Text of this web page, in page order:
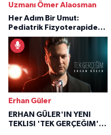
Uzmanı Ömer Alaosman
Her Adım Bir Umut:
Pediatrik Fizyoterapiden
İlham Veren Hikâyeler
Erhan Güler
ERHAN GÜLER'IN YENI
TEKLISI 'TEK GERÇEĞIM'LE